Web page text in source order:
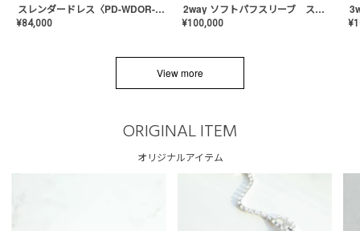
スレンダードレス〈PD-WDOR-2110〉
¥84,000
2way ソフトパフスリーブ スレンダードレス〈PD-WDOR-2112〉
¥100,000 ¥
View more
ORIGINAL ITEM
オリジナルアイテム